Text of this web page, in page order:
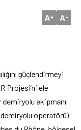
A+ A-
güçlendirmeyi
Projesi’ni ele
demiryolu ekipmanı
demiryolu operatörü)